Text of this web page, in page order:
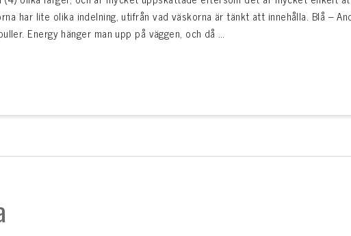
har lite olika indelning, utifrån vad väskorna är tänkt att innehålla. Blå –
Energy hänger man upp på väggen, och då …